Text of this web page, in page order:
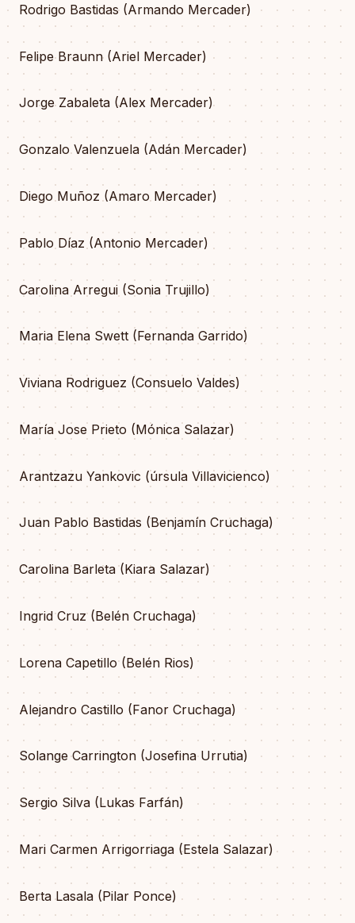
Rodrigo Bastidas (Armando Mercader)
Felipe Braunn (Ariel Mercader)
Jorge Zabaleta (Alex Mercader)
Gonzalo Valenzuela (Adán Mercader)
Diego Muñoz (Amaro Mercader)
Pablo Díaz (Antonio Mercader)
Carolina Arregui (Sonia Trujillo)
Maria Elena Swett (Fernanda Garrido)
Viviana Rodriguez (Consuelo Valdes)
María Jose Prieto (Mónica Salazar)
Arantzazu Yankovic (úrsula Villavicienco)
Juan Pablo Bastidas (Benjamín Cruchaga)
Carolina Barleta (Kiara Salazar)
Ingrid Cruz (Belén Cruchaga)
Lorena Capetillo (Belén Rios)
Alejandro Castillo (Fanor Cruchaga)
Solange Carrington (Josefina Urrutia)
Sergio Silva (Lukas Farfán)
Mari Carmen Arrigorriaga (Estela Salazar)
Berta Lasala (Pilar Ponce)